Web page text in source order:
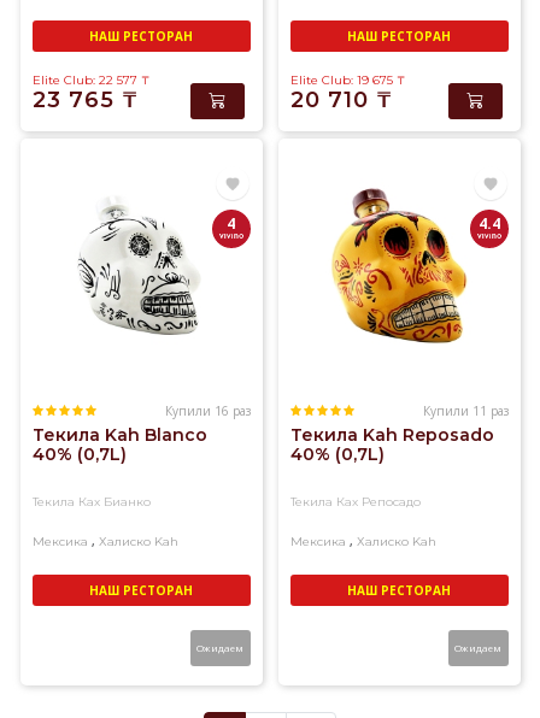
НАШ РЕСТОРАН
Elite Club: 22 577 ₸
23 765 ₸
НАШ РЕСТОРАН
Elite Club: 19 675 ₸
20 710 ₸
4
Купили 16 раз
Текила Kah Blanco
40% (0,7L)
Текила Ках Бианко
Мексика , Халиско Kah
НАШ РЕСТОРАН
Ожидаем
4.4
Купили 11 раз
Текила Kah Reposado
40% (0,7L)
Текила Ках Репосадо
Мексика , Халиско Kah
НАШ РЕСТОРАН
Ожидаем